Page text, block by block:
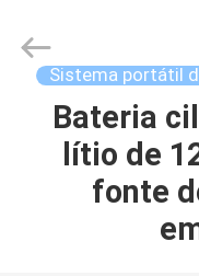
CASA
PRODUTOS
New
Energy
TechnologySistema portátil
Bateria
lítio de
fonte